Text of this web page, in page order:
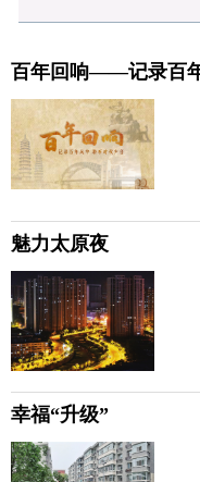
百年回响——记录百
魅力太原夜
幸福“升级”